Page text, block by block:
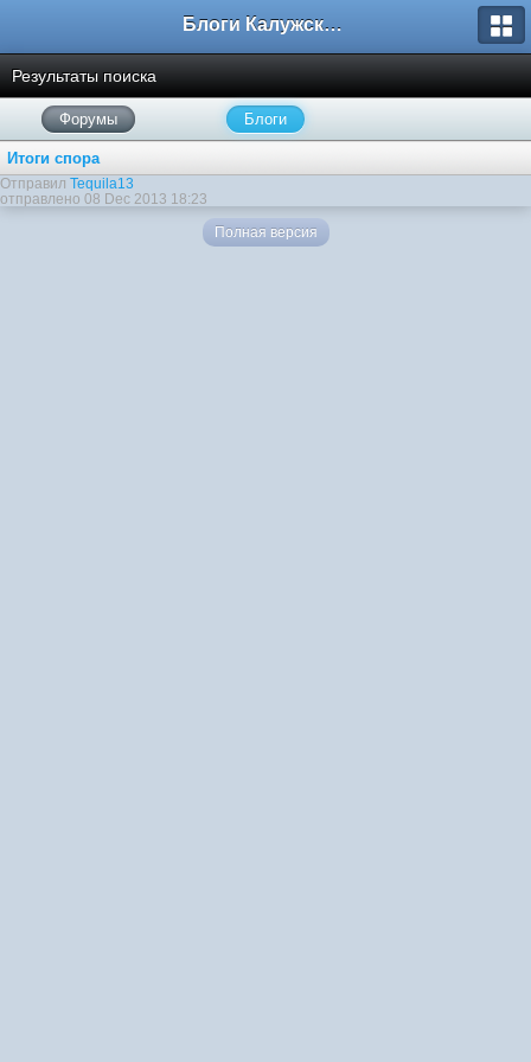
Блоги Калужского перекрестка
Результаты поиска
Форумы Блоги
Итоги спора
Отправил Tequila13
отправлено 08 Dec 2013 18:23
Полная версия